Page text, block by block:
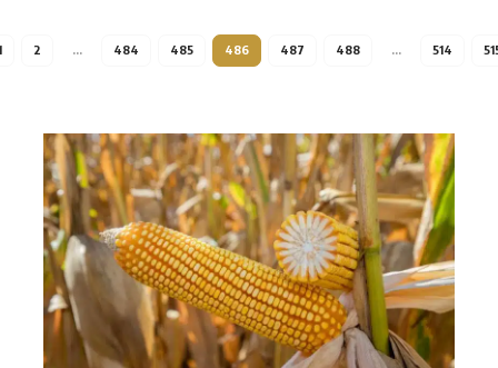
2 … 484 485 486 487 488 … 514